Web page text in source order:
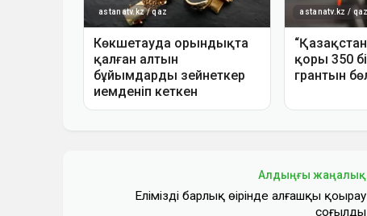
Алдыңғы жаңалық
Еліміздің барлық өңірінде алғашқы қоңырау
соғылды